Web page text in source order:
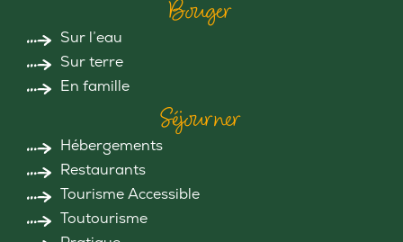
Bouger
Sur l’eau
Sur terre
En famille
Séjourner
Hébergements
Restaurants
Tourisme Accessible
Toutourisme